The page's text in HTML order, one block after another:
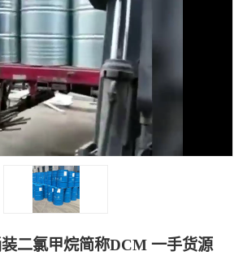
二氯甲烷简称DCM 一手货源
有机溶剂
十二烷基苯
甲醇钠
三乙胺
丙酸乙酯